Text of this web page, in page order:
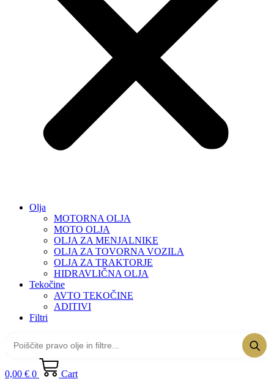
Olja
MOTORNA OLJA
MOTO OLJA
OLJA ZA MENJALNIKE
OLJA ZA TOVORNA VOZILA
OLJA ZA TRAKTORJE
HIDRAVLIČNA OLJA
Tekočine
AVTO TEKOČINE
ADITIVI
Filtri
0,00 € 0 Cart